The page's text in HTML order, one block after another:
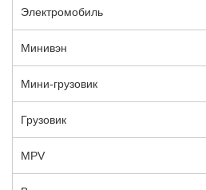
Электромобиль
Минивэн
Мини-грузовик
Грузовик
MPV